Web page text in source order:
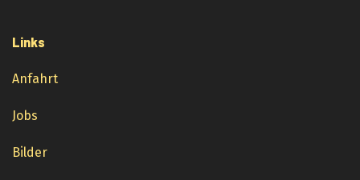
Links
Anfahrt
Jobs
Bilder